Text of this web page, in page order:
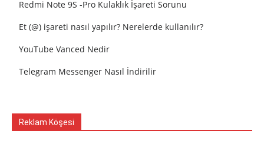
Redmi Note 9S -Pro Kulaklık İşareti Sorunu
Et (@) işareti nasıl yapılır? Nerelerde kullanılır?
YouTube Vanced Nedir
Telegram Messenger Nasıl İndirilir
Reklam Köşesi